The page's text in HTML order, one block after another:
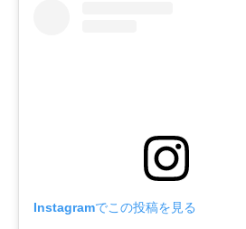
Instagramでこの投稿を見る